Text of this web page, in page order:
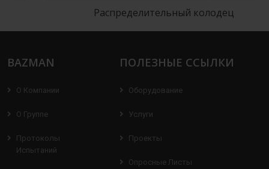
Распределительный колодец
BAZMAN
О Компании
О Группе
Протоколы
Испытаний
ПОЛЕЗНЫЕ ССЫЛКИ
Оборудование
Услуги
Проекты
Опросные Листы